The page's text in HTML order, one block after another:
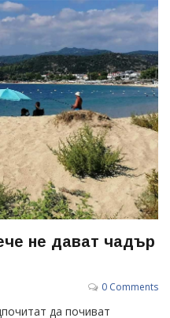
не дават чадър
0 Comments
да почиват